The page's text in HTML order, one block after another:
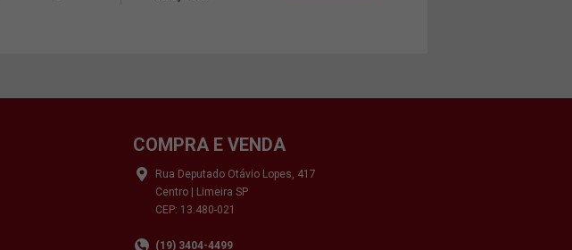
COMPRA E VENDA
Rua Deputado Otávio Lopes, 417
Centro | Limeira SP
CEP: 13.480-021
(19) 3404-4499